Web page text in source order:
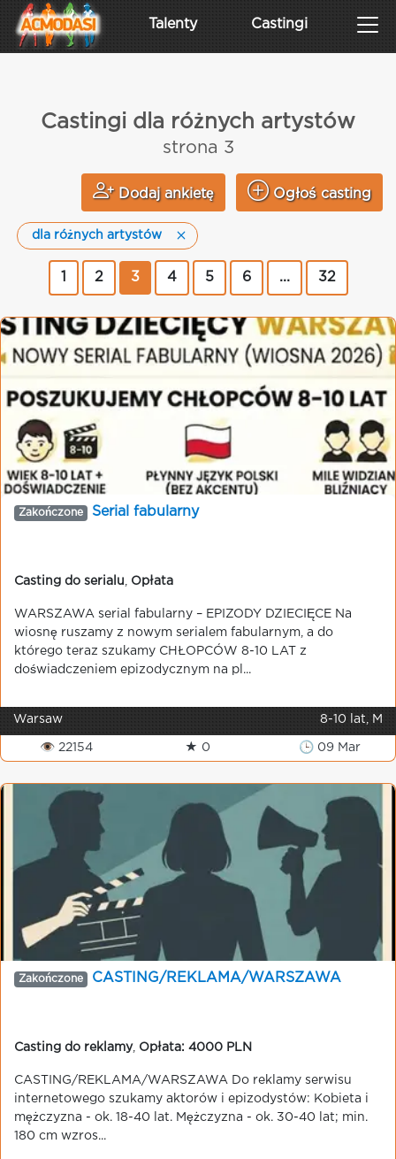
Talenty Castingi
Castingi dla różnych artystów
strona 3
Dodaj ankietę Ogłoś casting
dla różnych artystów
2 3 4 5 6 ... 32
Zakończone Serial fabularny
Casting do serialu Opłata
WARSZAWA serial fabularny – EPIZODY DZIECIĘCE Na
wiosnę ruszamy z nowym serialem fabularnym, a do
którego teraz szukamy CHŁOPCÓW 8-10 LAT z
doświadczeniem epizodycznym na pl...
Warsaw 8-10 lat, M
👁 22154 ★ 0 🕒 09 Mar
Zakończone CASTING/REKLAMA/WARSZAWA
Casting do reklamy, Opłata: 4000 PLN
CASTING/REKLAMA/WARSZAWA Do reklamy serwisu
internetowego szukamy aktorów i epizodystów: Kobieta i
mężczyzna - ok. 18-40 lat. Mężczyzna - ok. 30-40 lat; min.
180 cm wzros...